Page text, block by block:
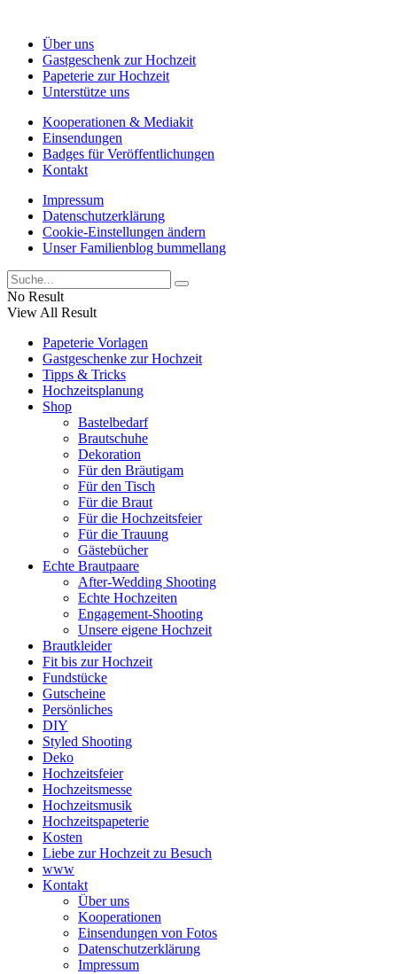
Über uns
Gastgeschenk zur Hochzeit
Papeterie zur Hochzeit
Unterstütze uns
Kooperationen & Mediakit
Einsendungen
Badges für Veröffentlichungen
Kontakt
Impressum
Datenschutzerklärung
Cookie-Einstellungen ändern
Unser Familienblog bummellang
No Result
View All Result
Papeterie Vorlagen
Gastgeschenke zur Hochzeit
Tipps & Tricks
Hochzeitsplanung
Shop
Bastelbedarf
Brautschuhe
Dekoration
Für den Bräutigam
Für den Tisch
Für die Braut
Für die Hochzeitsfeier
Für die Trauung
Gästebücher
Echte Brautpaare
After-Wedding Shooting
Echte Hochzeiten
Engagement-Shooting
Unsere eigene Hochzeit
Brautkleider
Fit bis zur Hochzeit
Fundstücke
Gutscheine
Persönliches
DIY
Styled Shooting
Deko
Hochzeitsfeier
Hochzeitsmesse
Hochzeitsmusik
Hochzeitspapeterie
Kosten
Liebe zur Hochzeit zu Besuch
www
Kontakt
Über uns
Kooperationen
Einsendungen von Fotos
Datenschutzerklärung
Impressum